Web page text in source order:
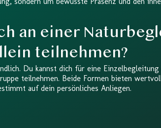
an einer
teilnehmen?
Du kannst dich für eine
teilnehmen. Beide Formen bieten
auf dein persönliches Anliegen.